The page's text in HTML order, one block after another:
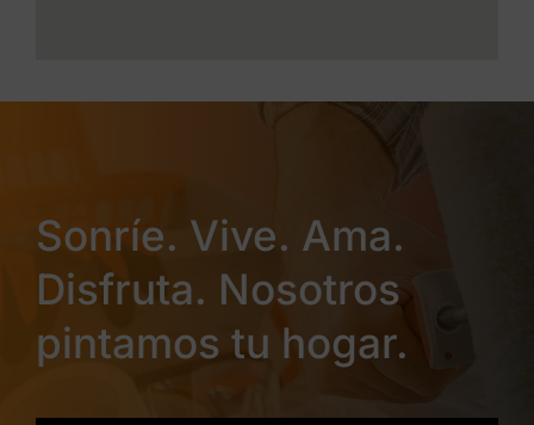
Sonríe. Vive. Ama.
Disfruta. Nosotros
pintamos tu hogar.